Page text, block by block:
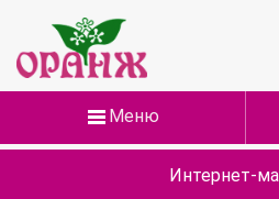
Меню
Интернет-